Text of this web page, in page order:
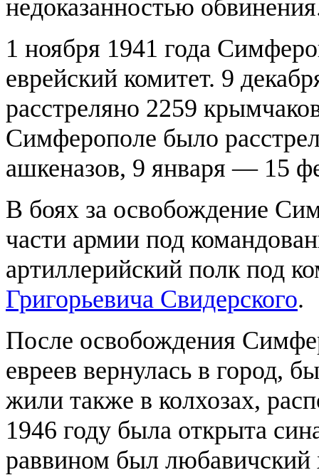
недоказанностью
1 ноября 1941 года
еврейский комитет. 9
расстреляно 2259
Симферополе было
ашкеназов, 9 января — 15
В боях за освобождение
части армии под
артиллерийский полк под
Григорьевича Свидерского.
После освобождения
евреев вернулась в город,
жили также в колхозах,
1946 году была открыта
раввином был